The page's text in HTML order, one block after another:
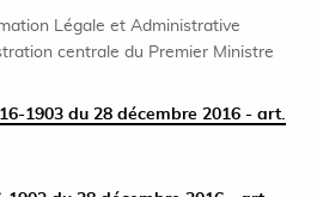
Légale et Administrative
centrale du Premier Ministre
1903 du 28 décembre 2016 - art.